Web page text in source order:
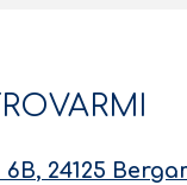
24125